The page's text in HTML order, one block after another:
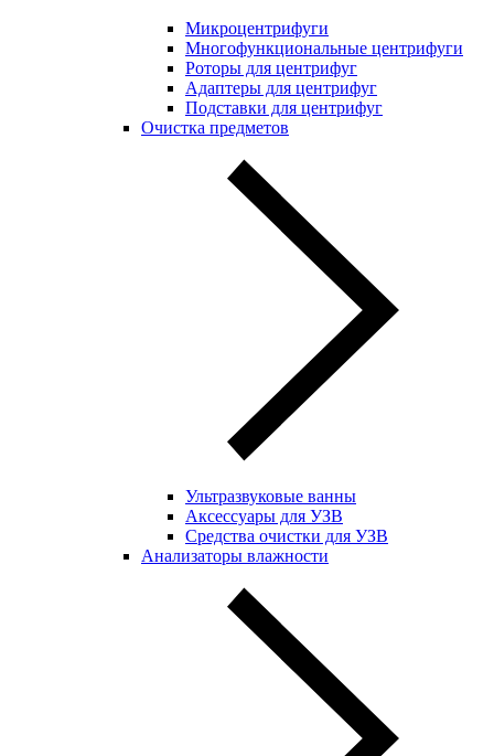
Микроцентрифуги
Многофункциональные центрифуги
Роторы для центрифуг
Адаптеры для центрифуг
Подставки для центрифуг
Очистка предметов
Ультразвуковые ванны
Аксессуары для УЗВ
Средства очистки для УЗВ
Анализаторы влажности